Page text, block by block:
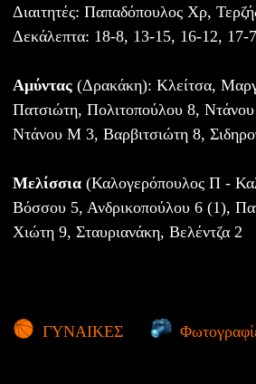
Διαιτητές: Παπαδόπουλος Χρ,
Δεκάλεπτα: 18-8, 13-15, 16-12, 17-7
Αμύντας (Δρακάκη): Κλείτσα,
Πατσιώτη, Πολιτοπούλου 8,
Ντάνου Μ 3, Βαρβιτσιώτη 8,
Μελίσσια (Καλογερόπουλος Π -
Βόσσου 5, Ανδρικοπούλου 6 (1),
Χιώτη 9, Σταυριανάκη, Βελέντζα 2
ΓΥΝΑΙΚΕΣ